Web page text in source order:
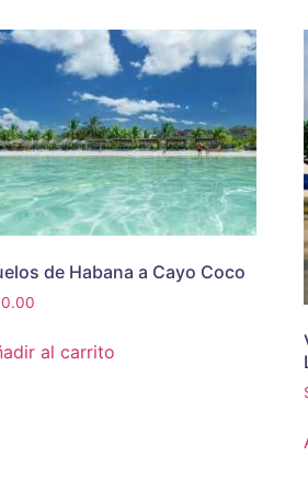
de Habana a Cayo Coco
al carrito